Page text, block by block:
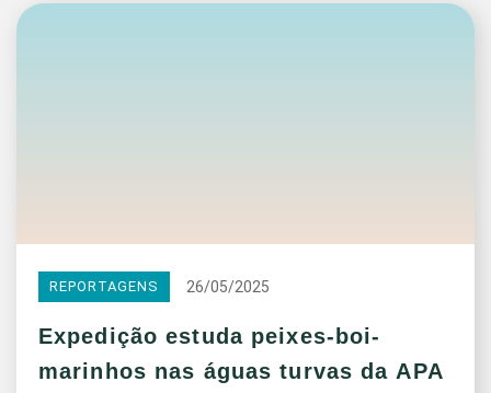
REPORTAGENS 26/05/2025
Expedição estuda peixes-boi-
marinhos nas águas turvas da APA